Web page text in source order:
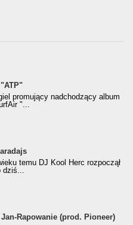
promujący nadchodzący album
"...
za
Album Roku
temu DJ Kool Herc rozpoczął
dziś...
(prod. Pioneer)
Rapowanie (prod. Pioneer)